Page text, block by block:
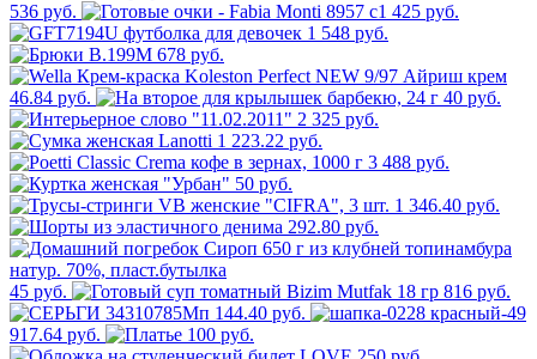
536 руб.
425 руб.
1 548 руб.
678 руб.
46.84 руб.
40 руб.
2 325 руб.
1 223.22 руб.
3 488 руб.
50 руб.
1 346.40 руб.
292.80 руб.
45 руб.
816 руб.
144.40 руб.
917.64 руб.
100 руб.